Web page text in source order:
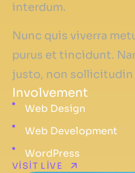
interdum.
Nunc quis viverra
purus et tincidunt.
justo, non sollicitudin
Involvement
Web Design
Web Development
WordPress
VISIT LIVE